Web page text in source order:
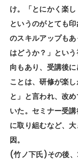
け。「とにかく楽
というのがとても
のスキルアップも
はどうか？」とい
向もあり、受講後
ことは、研修が楽
と」と言われ、改
いた。セミナー受
に取り組むなど、
因。
(竹ノ下氏)その後